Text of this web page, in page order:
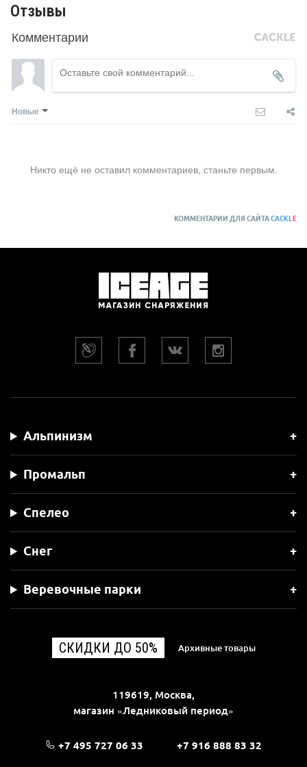
Отзывы
Комментарии
Новые
Никто ещё не оставил комментариев, станьте первым.
КОММЕНТАРИИ ДЛЯ САЙТАCACKL E
Альпинизм
Промальп
Спелео
Снег
Веревочные парки
СКИДКИ ДО 50% Архивные товары
119619, Москва,
магазин «Ледниковый период»
+7 495 727 06 33 +7 916 888 83 32